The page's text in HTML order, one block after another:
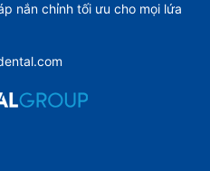
nắn chỉnh tối ưu cho mọi lứa